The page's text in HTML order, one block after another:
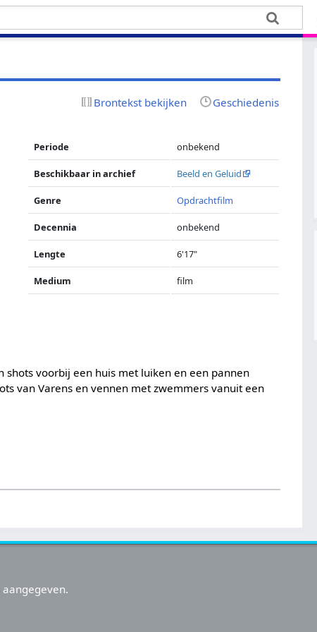
Brontekst bekijken Geschiedenis
Periode onbekend
Beschikbaar in archief Beeld en Geluid
Genre Opdrachtfilm
Decennia onbekend
Lengte 6'17"
Medium film
voorbij een huis met luiken en een pannen
van Varens en vennen met zwemmers vanuit een